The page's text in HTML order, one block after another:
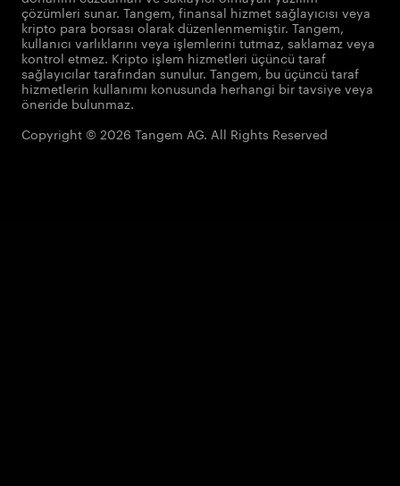
çözümleri sunar. Tangem, finansal hizmet sağlayıcısı veya
kripto para borsası olarak düzenlenmemiştir. Tangem,
kullanıcı varlıklarını veya işlemlerini tutmaz, saklamaz veya
kontrol etmez. Kripto işlem hizmetleri üçüncü taraf
sağlayıcılar tarafından sunulur. Tangem, bu üçüncü taraf
hizmetlerin kullanımı konusunda herhangi bir tavsiye veya
öneride bulunmaz.